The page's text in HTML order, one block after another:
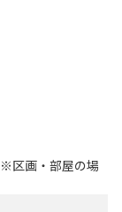
区画・部屋の場